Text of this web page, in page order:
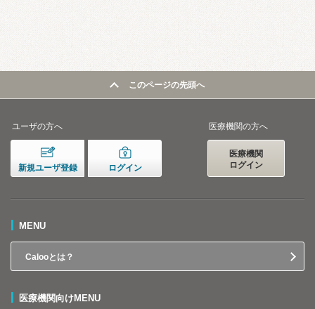
このページの先頭へ
ユーザの方へ
新規ユーザ登録 ログイン
医療機関の方へ
医療機関
ログイン
MENU
Calooとは？
医療機関向けMENU